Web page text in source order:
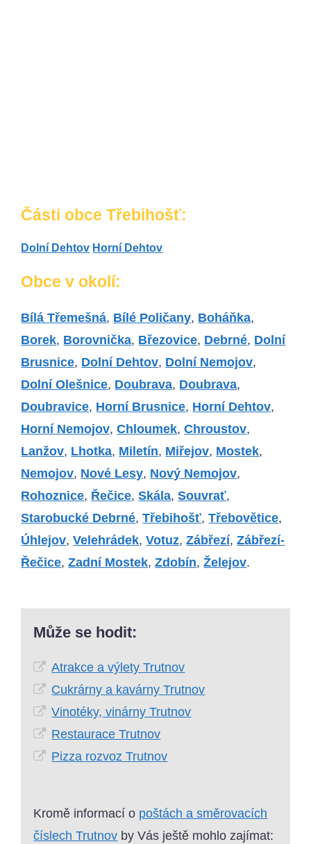
Části obce Třebihošť:
Dolní Dehtov Horní Dehtov
Obce v okolí:
Bílá Třemešná, Bílé Poličany, Boháňka,
Borek, Borovnička, Březovice, Debrné, Dolní
Brusnice, Dolní Dehtov, Dolní Nemojov,
Dolní Olešnice, Doubrava, Doubrava,
Doubravice, Horní Brusnice, Horní Dehtov,
Horní Nemojov,Chloumek,Chroustov,
Lanžov, Lhotka, Miletín, Miřejov, Mostek,
Nemojov, Nové Lesy, Nový Nemojov,
Rohoznice, Řečice,Skála,Souvrať,
Starobucké Debrné,Třebihošť,Třebovětice,
Úhlejov,Velehrádek,Votuz,Zábřezí,Zábřezí-
Řečice,Zadní Mostek,Zdobín,Želejov.
Může se hodit:
Atrakce a výlety Trutnov
Cukrárny a kavárny Trutnov
Vinotéky, vinárny Trutnov
Restaurace Trutnov
Pizza rozvoz Trutnov
Kromě informací o poštách a směrovacích
číslech Trutnov by Vás ještě mohlo zajímat: